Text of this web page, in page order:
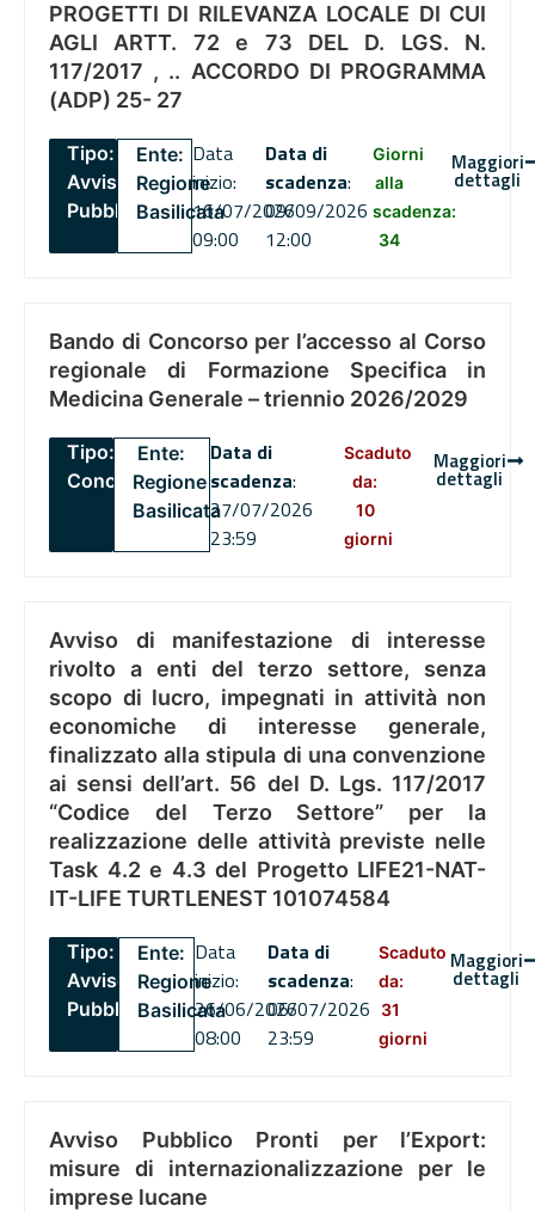
PROGETTI DI RILEVANZA LOCALE DI CUI
AGLI ARTT. 72 e 73 DEL D. LGS. N.
117/2017 , .. ACCORDO DI PROGRAMMA
(ADP) 25- 27
Tipo:
Avviso
Pubblico
Ente:
Regione
Basilicata
Data
inizio:
16/07/2026
09:00
Data di
scadenza:
09/09/2026
12:00
Giorni
alla
scadenza:
34
Maggiori
dettagli
Bando di Concorso per l’accesso al Corso
regionale di Formazione Specifica in
Medicina Generale – triennio 2026/2029
Tipo:
Concorsi
Ente:
Regione
Basilicata
Data di
scadenza:
27/07/2026
23:59
Scaduto
da:
10
giorni
Maggiori
dettagli
Avviso di manifestazione di interesse
rivolto a enti del terzo settore, senza
scopo di lucro, impegnati in attività non
economiche di interesse generale,
finalizzato alla stipula di una convenzione
ai sensi dell’art. 56 del D. Lgs. 117/2017
“Codice del Terzo Settore” per la
realizzazione delle attività previste nelle
Task 4.2 e 4.3 del Progetto LIFE21-NAT-
IT-LIFE TURTLENEST 101074584
Tipo:
Avviso
Pubblico
Ente:
Regione
Basilicata
Data
inizio:
26/06/2026
08:00
Data di
scadenza:
06/07/2026
23:59
Scaduto
da:
31
giorni
Maggiori
dettagli
Avviso Pubblico Pronti per l’Export:
misure di internazionalizzazione per le
imprese lucane